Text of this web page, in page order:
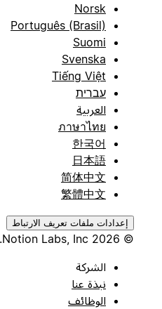
Norsk
Português (Brasil)
Suomi
Svenska
Tiếng Việt
עברית
العربية
ภาษาไทย
한국어
日本語
简体中文
繁體中文
إعدادات ملفات تعريف الارتباط
الشركة
نبذة عنا
الوظائف